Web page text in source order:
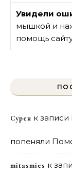
Увидели
мышкой и
помощь
Сурен к записи
попеняли
mitasmies к